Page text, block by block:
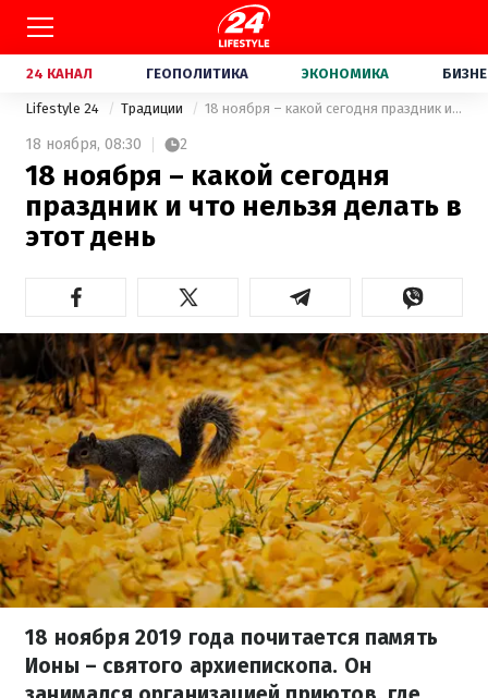
24 КАНАЛ ГЕОПОЛИТИКА ЭКОНОМИКА
Lifestyle 24 Традиции 18 ноября – какой сегодня праздник и что нельзя делать в этот день
18 ноября, 08:30 2
18 ноября – какой сегодня
праздник и что нельзя делать в
этот день
18 ноября 2019 года почитается память
Ионы – святого архиепископа. Он